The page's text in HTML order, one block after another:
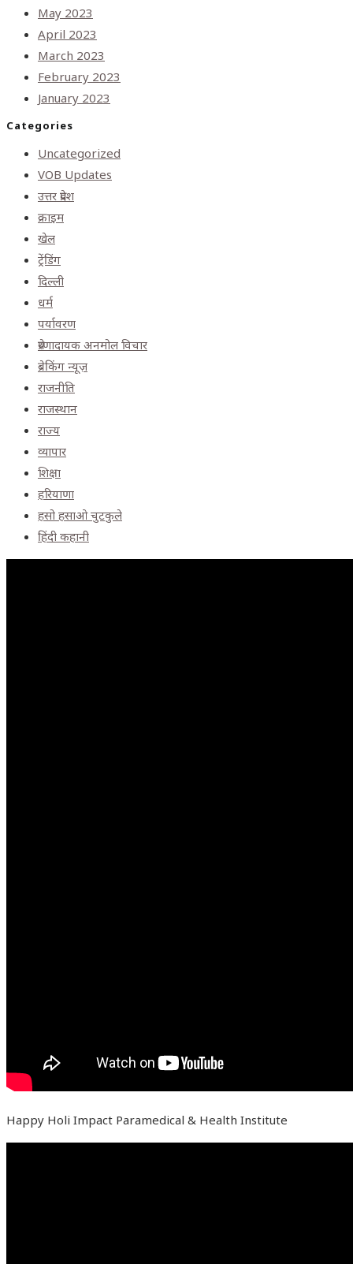
May 2023
April 2023
March 2023
February 2023
January 2023
Categories
Uncategorized
VOB Updates
उत्तर प्रदेश
क्राइम
खेल
ट्रेंडिंग
दिल्ली
धर्म
पर्यावरण
प्रेरणादायक अनमोल विचार
ब्रेकिंग न्यूज़
राजनीति
राजस्थान
राज्य
व्यापार
शिक्षा
हरियाणा
हसो हसाओ चुटकुले
हिंदी कहानी
Happy Holi Impact Paramedical & Health Institute